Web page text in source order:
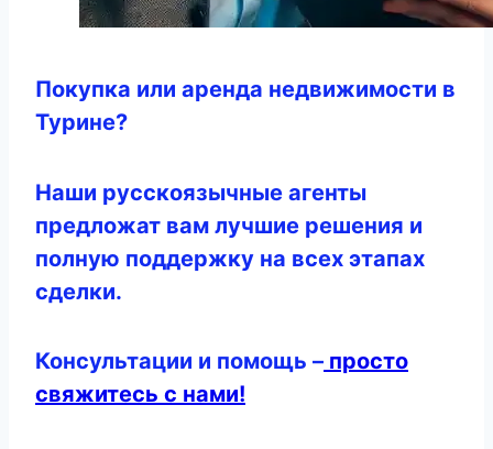
Покупка или аренда недвижимости в
Турине?
Наши русскоязычные агенты
предложат вам лучшие решения и
полную поддержку на всех этапах
сделки.
Консультации и помощь – просто
свяжитесь с нами!